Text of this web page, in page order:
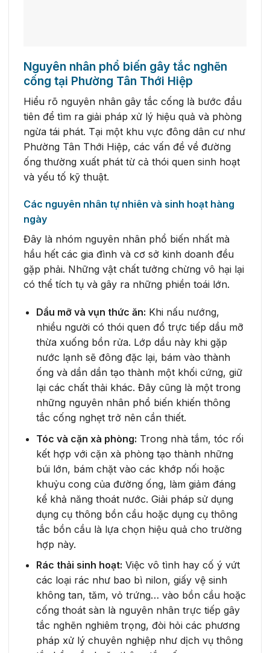
Nguyên nhân phổ biến gây tắc nghẽn
cống tại Phường Tân Thới Hiệp
Hiểu rõ nguyên nhân gây tắc cống là bước đầu
tiên để tìm ra giải pháp xử lý hiệu quả và phòng
ngừa tái phát. Tại một khu vực đông dân cư như
Phường Tân Thới Hiệp, các vấn đề về đường
ống thường xuất phát từ cả thói quen sinh hoạt
và yếu tố kỹ thuật.
Các nguyên nhân tự nhiên và sinh hoạt hàng
ngày
Đây là nhóm nguyên nhân phổ biến nhất mà
hầu hết các gia đình và cơ sở kinh doanh đều
gặp phải. Những vật chất tưởng chừng vô hại lại
có thể tích tụ và gây ra những phiền toái lớn.
Dầu mỡ và vụn thức ăn: Khi nấu nướng,
nhiều người có thói quen đổ trực tiếp dầu mỡ
thừa xuống bồn rửa. Lớp dầu này khi gặp
nước lạnh sẽ đông đặc lại, bám vào thành
ống và dần dần tạo thành một khối cứng, giữ
lại các chất thải khác. Đây cũng là một trong
những nguyên nhân phổ biến khiến thông
tắc cống nghẹt trở nên cần thiết.
Tóc và cặn xà phòng: Trong nhà tắm, tóc rối
kết hợp với cặn xà phòng tạo thành những
búi lớn, bám chặt vào các khớp nối hoặc
khuỷu cong của đường ống, làm giảm đáng
kể khả năng thoát nước. Giải pháp sử dụng
dụng cụ thông bồn cầu hoặc dụng cụ thông
tắc bồn cầu là lựa chọn hiệu quả cho trường
hợp này.
Rác thải sinh hoạt: Việc vô tình hay cố ý vứt
các loại rác như bao bì nilon, giấy vệ sinh
không tan, tăm, vỏ trứng… vào bồn cầu hoặc
cống thoát sàn là nguyên nhân trực tiếp gây
tắc nghẽn nghiêm trọng, đòi hỏi các phương
pháp xử lý chuyên nghiệp như dịch vụ thông